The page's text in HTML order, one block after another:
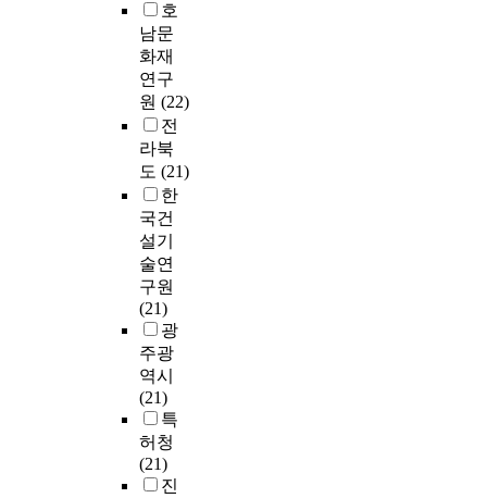
호
남문
화재
연구
원 (22)
전
라북
도 (21)
한
국건
설기
술연
구원
(21)
광
주광
역시
(21)
특
허청
(21)
진